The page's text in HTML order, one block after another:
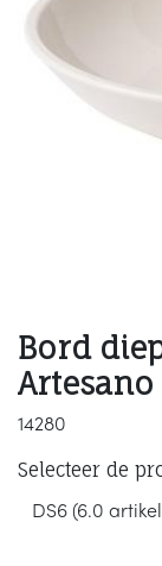
Bord
Artesano
14280
Selecteer de